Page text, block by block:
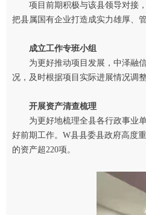
项目前期积极与该县领导对接
把县属国有企业打造成实力雄厚、
成立工作专班小组
为更好推动项目发展，中泽融
况，及时根据项目实际进展情况调
开展资产清查梳理
为更好地梳理全县各行政事业
好前期工作。W县县委县政府高度
的资产超220项。